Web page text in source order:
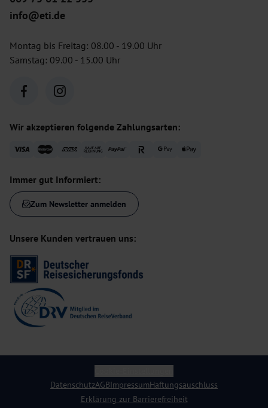
info@eti.de
Montag bis Freitag: 08.00 - 19.00 Uhr
Samstag: 09.00 - 15.00 Uhr
Wir akzeptieren folgende Zahlungsarten:
Immer gut Informiert:
Zum Newsletter anmelden
Unsere Kunden vertrauen uns:
DatenschutzAGBImpressumHaftungsauschluss
Erklärung zur Barrierefreiheit